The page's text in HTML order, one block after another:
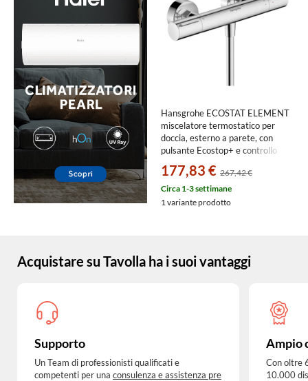
Hansgrohe ECOSTAT ELEMENT
miscelatore termostatico per
doccia, esterno a parete, con
pulsante Ecostop+ e controllo
13346000
177,83 € 267,42 €
Circa 1-3 settimane
1 variante prodotto
Acquistare su Tavolla ha i suoi vantaggi
Supporto
Un Team di professionisti qualificati e
competenti per una consulenza e assistenza pre
Ampio
Con oltre
10.000